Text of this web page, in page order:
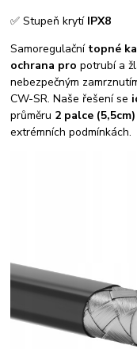
✅ Stupeň krytí IPX8
Samoregulační topné
ochrana pro potrubí a
nebezpečným
CW-SR. Naše řešení se
průměru 2 palce (5,5cm)
extrémních podmínkách.